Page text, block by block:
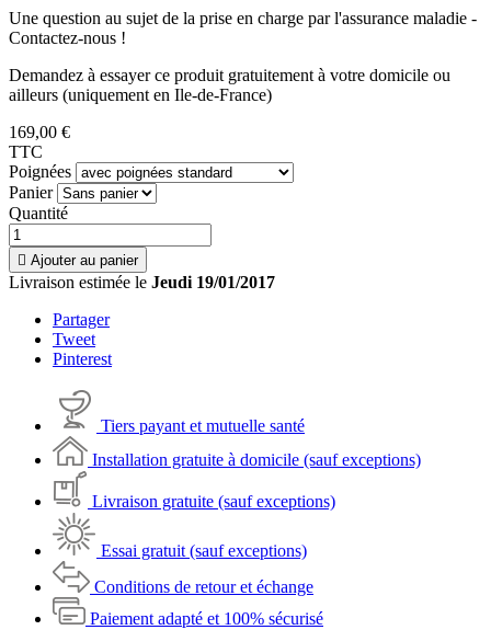
Une question au sujet de la prise en charge par l'assurance maladie -
Contactez-nous !
Demandez à essayer ce produit gratuitement à votre domicile ou
ailleurs (uniquement en Ile-de-France)
169,00 €
TTC
Poignées
Panier
Quantité
 Ajouter au panier
Livraison estimée le Jeudi 19/01/2017
Partager
Tweet
Pinterest
Tiers payant et mutuelle santé
Installation gratuite à domicile (sauf exceptions)
Livraison gratuite (sauf exceptions)
Essai gratuit (sauf exceptions)
Conditions de retour et échange
Paiement adapté et 100% sécurisé